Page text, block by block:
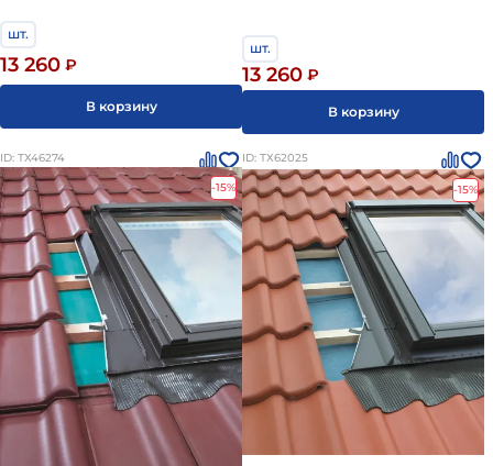
шт.
13 260 ₽
В корзину
шт.
13 260 ₽
В корзину
ID: ТХ46274
-15%
ID: ТХ62025
-15%